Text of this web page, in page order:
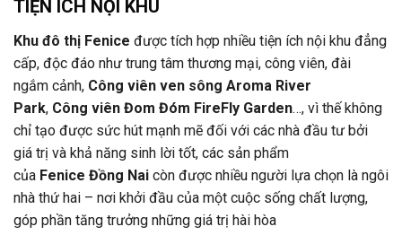
TIỆN ÍCH NỘI KHU
Khu đô thị Fenice được tích hợp nhiều tiện ích nội khu đẳng
cấp, độc đáo như trung tâm thương mại, công viên, đài
ngắm cảnh, Công viên ven sông Aroma River
Park, Công viên Đom Đóm FireFly Garden…, vì thế không
chỉ tạo được sức hút mạnh mẽ đối với các nhà đầu tư bởi
giá trị và khả năng sinh lời tốt, các sản phẩm
của Fenice Đồng Nai còn được nhiều người lựa chọn là ngôi
nhà thứ hai – nơi khởi đầu của một cuộc sống chất lượng,
góp phần tăng trưởng những giá trị hài hòa